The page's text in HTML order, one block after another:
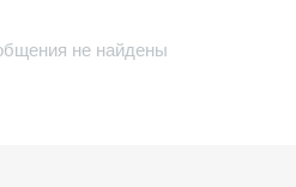
не найдены